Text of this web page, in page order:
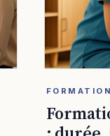
FORMATION